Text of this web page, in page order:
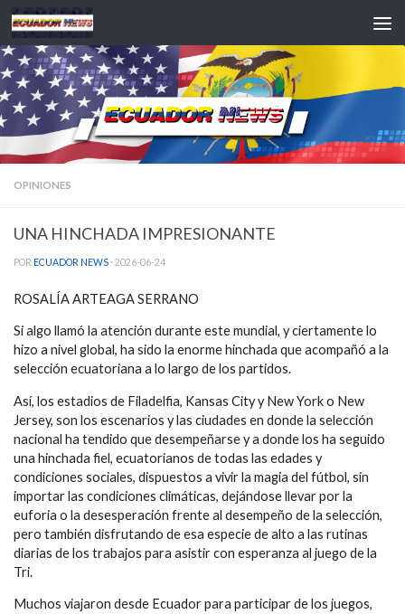
Saltar al contenido
OPINIONES
UNA HINCHADA IMPRESIONANTE
POR ECUADOR NEWS · 2026-06-24
ROSALÍA ARTEAGA SERRANO
Si algo llamó la atención durante este mundial, y ciertamente lo
hizo a nivel global, ha sido la enorme hinchada que acompañó a la
selección ecuatoriana a lo largo de los partidos.
Así, los estadios de Filadelfia, Kansas City y New York o New
Jersey, son los escenarios y las ciudades en donde la selección
nacional ha tendido que desempeñarse y a donde los ha seguido
una hinchada fiel, ecuatorianos de todas las edades y
condiciones sociales, dispuestos a vivir la magia del fútbol, sin
importar las condiciones climáticas, dejándose llevar por la
euforia o la desesperación frente al desempeño de la selección,
pero también disfrutando de esa especie de alto a las rutinas
diarias de los trabajos para asistir con esperanza al juego de la
Tri.
Muchos viajaron desde Ecuador para participar de los juegos,